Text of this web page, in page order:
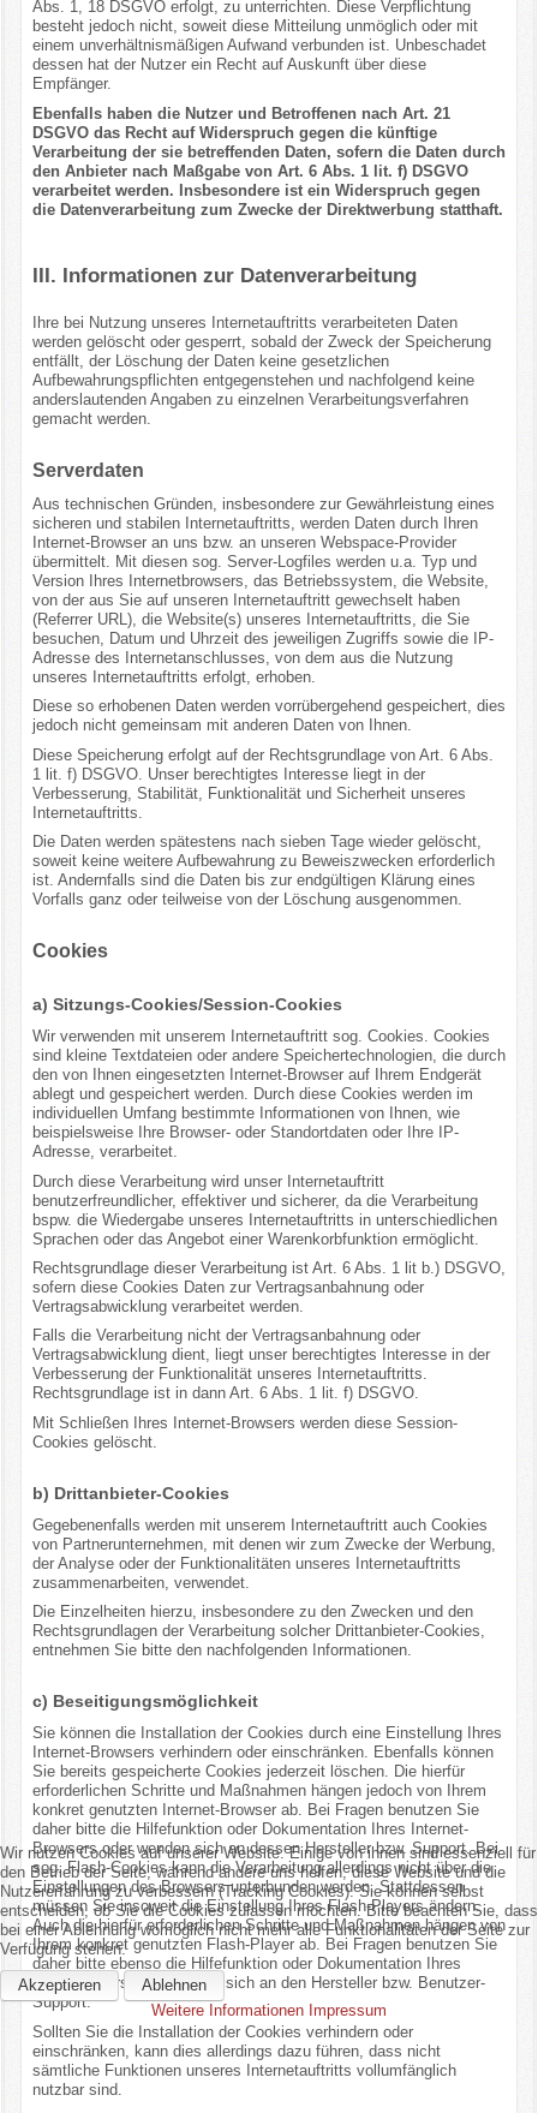
Abs. 1, 18 DSGVO erfolgt, zu unterrichten. Diese Verpflichtung
besteht jedoch nicht, soweit diese Mitteilung unmöglich oder mit
einem unverhältnismäßigen Aufwand verbunden ist. Unbeschadet
dessen hat der Nutzer ein Recht auf Auskunft über diese
Empfänger.
Ebenfalls haben die Nutzer und Betroffenen nach Art. 21
DSGVO das Recht auf Widerspruch gegen die künftige
Verarbeitung der sie betreffenden Daten, sofern die Daten durch
den Anbieter nach Maßgabe von Art. 6 Abs. 1 lit. f) DSGVO
verarbeitet werden. Insbesondere ist ein Widerspruch gegen
die Datenverarbeitung zum Zwecke der Direktwerbung statthaft.
III. Informationen zur Datenverarbeitung
Ihre bei Nutzung unseres Internetauftritts verarbeiteten Daten
werden gelöscht oder gesperrt, sobald der Zweck der Speicherung
entfällt, der Löschung der Daten keine gesetzlichen
Aufbewahrungspflichten entgegenstehen und nachfolgend keine
anderslautenden Angaben zu einzelnen Verarbeitungsverfahren
gemacht werden.
Serverdaten
Aus technischen Gründen, insbesondere zur Gewährleistung eines
sicheren und stabilen Internetauftritts, werden Daten durch Ihren
Internet-Browser an uns bzw. an unseren Webspace-Provider
übermittelt. Mit diesen sog. Server-Logfiles werden u.a. Typ und
Version Ihres Internetbrowsers, das Betriebssystem, die Website,
von der aus Sie auf unseren Internetauftritt gewechselt haben
(Referrer URL), die Website(s) unseres Internetauftritts, die Sie
besuchen, Datum und Uhrzeit des jeweiligen Zugriffs sowie die IP-
Adresse des Internetanschlusses, von dem aus die Nutzung
unseres Internetauftritts erfolgt, erhoben.
Diese so erhobenen Daten werden vorrübergehend gespeichert, dies
jedoch nicht gemeinsam mit anderen Daten von Ihnen.
Diese Speicherung erfolgt auf der Rechtsgrundlage von Art. 6 Abs.
1 lit. f) DSGVO. Unser berechtigtes Interesse liegt in der
Verbesserung, Stabilität, Funktionalität und Sicherheit unseres
Internetauftritts.
Die Daten werden spätestens nach sieben Tage wieder gelöscht,
soweit keine weitere Aufbewahrung zu Beweiszwecken erforderlich
ist. Andernfalls sind die Daten bis zur endgültigen Klärung eines
Vorfalls ganz oder teilweise von der Löschung ausgenommen.
Cookies
a) Sitzungs-Cookies/Session-Cookies
Wir verwenden mit unserem Internetauftritt sog. Cookies. Cookies
sind kleine Textdateien oder andere Speichertechnologien, die durch
den von Ihnen eingesetzten Internet-Browser auf Ihrem Endgerät
ablegt und gespeichert werden. Durch diese Cookies werden im
individuellen Umfang bestimmte Informationen von Ihnen, wie
beispielsweise Ihre Browser- oder Standortdaten oder Ihre IP-
Adresse, verarbeitet.
Durch diese Verarbeitung wird unser Internetauftritt
benutzerfreundlicher, effektiver und sicherer, da die Verarbeitung
bspw. die Wiedergabe unseres Internetauftritts in unterschiedlichen
Sprachen oder das Angebot einer Warenkorbfunktion ermöglicht.
Rechtsgrundlage dieser Verarbeitung ist Art. 6 Abs. 1 lit b.) DSGVO,
sofern diese Cookies Daten zur Vertragsanbahnung oder
Vertragsabwicklung verarbeitet werden.
Falls die Verarbeitung nicht der Vertragsanbahnung oder
Vertragsabwicklung dient, liegt unser berechtigtes Interesse in der
Verbesserung der Funktionalität unseres Internetauftritts.
Rechtsgrundlage ist in dann Art. 6 Abs. 1 lit. f) DSGVO.
Mit Schließen Ihres Internet-Browsers werden diese Session-
Cookies gelöscht.
b) Drittanbieter-Cookies
Gegebenenfalls werden mit unserem Internetauftritt auch Cookies
von Partnerunternehmen, mit denen wir zum Zwecke der Werbung,
der Analyse oder der Funktionalitäten unseres Internetauftritts
zusammenarbeiten, verwendet.
Die Einzelheiten hierzu, insbesondere zu den Zwecken und den
Rechtsgrundlagen der Verarbeitung solcher Drittanbieter-Cookies,
entnehmen Sie bitte den nachfolgenden Informationen.
c) Beseitigungsmöglichkeit
Sie können die Installation der Cookies durch eine Einstellung Ihres
Internet-Browsers verhindern oder einschränken. Ebenfalls können
Sie bereits gespeicherte Cookies jederzeit löschen. Die hierfür
erforderlichen Schritte und Maßnahmen hängen jedoch von Ihrem
konkret genutzten Internet-Browser ab. Bei Fragen benutzen Sie
daher bitte die Hilfefunktion oder Dokumentation Ihres Internet-
Browsers oder wenden sich an dessen Hersteller bzw. Support. Bei
sog. Flash-Cookies kann die Verarbeitung allerdings nicht über die
Einstellungen des Browsers unterbunden werden. Stattdessen
müssen Sie insoweit die Einstellung Ihres Flash-Players ändern.
Auch die hierfür erforderlichen Schritte und Maßnahmen hängen von
Ihrem konkret genutzten Flash-Player ab. Bei Fragen benutzen Sie
daher bitte ebenso die Hilfefunktion oder Dokumentation Ihres
Flash-Players oder wenden sich an den Hersteller bzw. Benutzer-
Support.
Sollten Sie die Installation der Cookies verhindern oder
einschränken, kann dies allerdings dazu führen, dass nicht
sämtliche Funktionen unseres Internetauftritts vollumfänglich
nutzbar sind.
Wir nutzen Cookies auf unserer Website. Einige von ihnen sind essenziell für
den Betrieb der Seite, während andere uns helfen, diese Website und die
Nutzererfahrung zu verbessern (Tracking Cookies). Sie können selbst
entscheiden, ob Sie die Cookies zulassen möchten. Bitte beachten Sie, dass
bei einer Ablehnung womöglich nicht mehr alle Funktionalitäten der Seite zur
Verfügung stehen.
Akzeptieren
Ablehnen
Weitere Informationen Impressum